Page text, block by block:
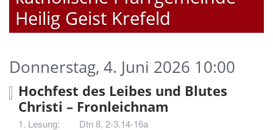
Heilig Geist Krefeld
Donnerstag, 4. Juni 2026 10:00
Hochfest des Leibes und Blutes
Christi – Fronleichnam
Dtn 8, 2-3.14-16a